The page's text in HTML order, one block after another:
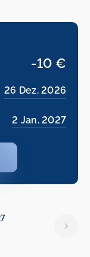
-10 €
26 Dez. 2026
2 Jan. 2027